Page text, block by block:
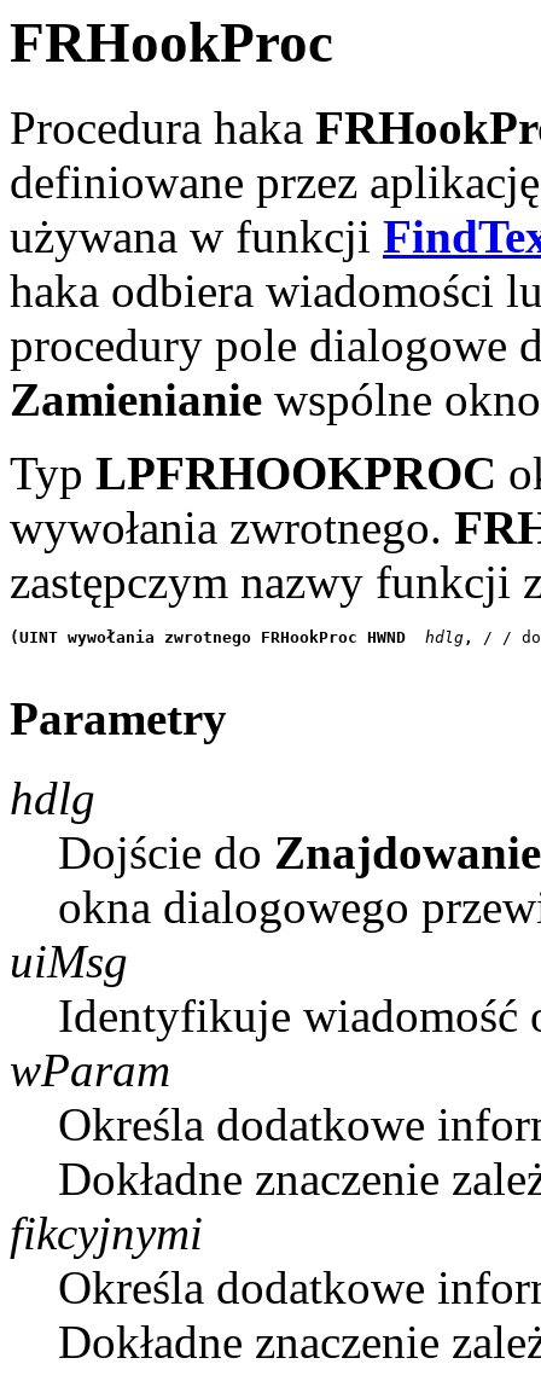
FRHookProc
Procedura haka
definiowane przez
używana w funkcji
haka odbiera wiadomości
procedury pole dialogowe
Zamienianie wspólne
Typ LPFRHOOKPROC
wywołania zwrotnego.
zastępczym nazwy funkcji
(UINT wywołania zwrotnego FRHookProc HWND hdlg, / /
Parametry
hdlg
Dojście do Znajdowanie
okna dialogowego
uiMsg
Identyfikuje wiadomość
wParam
Określa dodatkowe
Dokładne znaczenie
fikcyjnymi
Określa dodatkowe
Dokładne znaczenie